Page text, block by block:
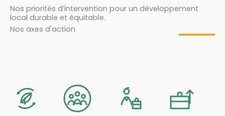
Nos priorités d’intervention pour un développement
local durable et équitable.
Nos axes d'action